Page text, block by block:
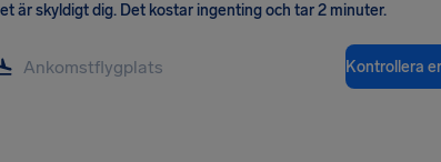
är skyldigt dig. Det kostar ingenting och tar 2 minuter.
Kontrollera